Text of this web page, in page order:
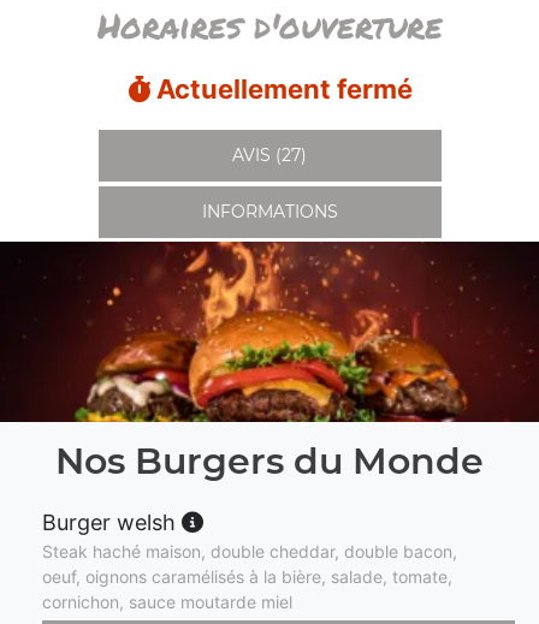
Horaires d'ouverture
Actuellement fermé
AVIS (27)
INFORMATIONS
Nos Burgers du Monde
Burger welsh
Steak haché maison, double cheddar, double bacon,
oeuf, oignons caramélisés à la bière, salade, tomate,
cornichon, sauce moutarde miel